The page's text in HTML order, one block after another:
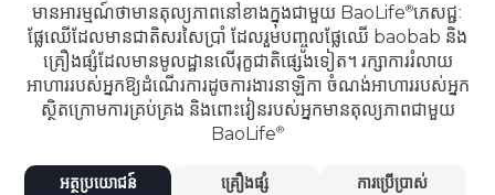
មានអារម្មណ៍ថាមានតុល្យភាពនៅខាងក្នុងជាមួយ BaoLife ភេសជ្ជៈ
ផ្លែឈើដែលមានជាតិសរសៃប្រាំ ដែលរួមបញ្ចូលផ្លែឈើ baobab និង
គ្រឿងផ្សំដែលមានមូលដ្ឋានលើរុក្ខជាតិផ្សេងទៀត។ រក្សាការរំលាយ
អាហាររបស់អ្នកឱ្យដំណើរការដូចការងារនាឡិកា ចំណង់អាហាររបស់អ្នក
ស្ថិតក្រោមការគ្រប់គ្រង និងពោះវៀនរបស់អ្នកមានតុល្យភាពជាមួយ
BaoLife
អត្ថប្រយោជន៍ គ្រឿងផ្សំ ការប្រើប្រាស់